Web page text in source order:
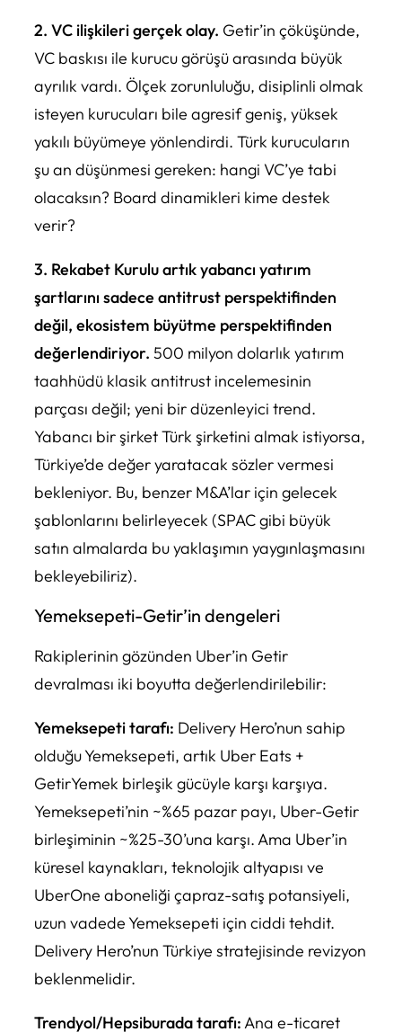
2. VC ilişkileri gerçek olay. Getir’in çöküşünde,
VC baskısı ile kurucu görüşü arasında büyük
ayrılık vardı. Ölçek zorunluluğu, disiplinli olmak
isteyen kurucuları bile agresif geniş, yüksek
yakılı büyümeye yönlendirdi. Türk kurucuların
şu an düşünmesi gereken: hangi VC’ye tabi
olacaksın? Board dinamikleri kime destek
verir?
3. Rekabet Kurulu artık yabancı yatırım
şartlarını sadece antitrust perspektifinden
değil, ekosistem büyütme perspektifinden
değerlendiriyor. 500 milyon dolarlık yatırım
taahhüdü klasik antitrust incelemesinin
parçası değil; yeni bir düzenleyici trend.
Yabancı bir şirket Türk şirketini almak istiyorsa,
Türkiye’de değer yaratacak sözler vermesi
bekleniyor. Bu, benzer M&A’lar için gelecek
şablonlarını belirleyecek (SPAC gibi büyük
satın almalarda bu yaklaşımın yaygınlaşmasını
bekleyebiliriz).
Yemeksepeti-Getir’in dengeleri
Rakiplerinin gözünden Uber’in Getir
devralması iki boyutta değerlendirilebilir:
Yemeksepeti tarafı: Delivery Hero’nun sahip
olduğu Yemeksepeti, artık Uber Eats +
GetirYemek birleşik gücüyle karşı karşıya.
Yemeksepeti’nin ~%65 pazar payı, Uber-Getir
birleşiminin ~%25-30’una karşı. Ama Uber’in
küresel kaynakları, teknolojik altyapısı ve
UberOne aboneliği çapraz-satış potansiyeli,
uzun vadede Yemeksepeti için ciddi tehdit.
Delivery Hero’nun Türkiye stratejisinde revizyon
beklenmelidir.
Trendyol/Hepsiburada tarafı:Ana e-ticaret